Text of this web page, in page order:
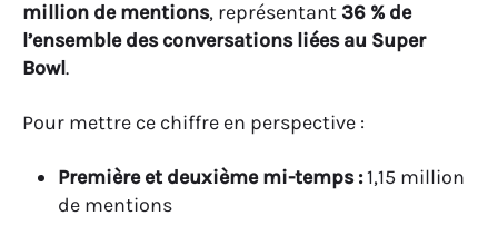
million de mentions, représentant 36 % de
l’ensemble des conversations liées au Super
Bowl.
Pour mettre ce chiffre en perspective :
Première et deuxième mi-temps :1,15 million
de mentions